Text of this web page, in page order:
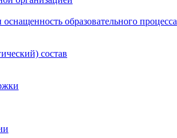
образовательного процесса
состав